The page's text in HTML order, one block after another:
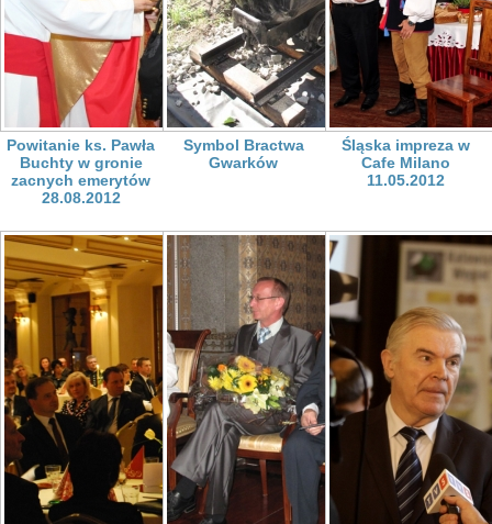
Powitanie ks. Pawła
Buchty w gronie
zacnych emerytów
28.08.2012
Symbol Bractwa
Gwarków
Śląska impreza w
Cafe Milano
11.05.2012